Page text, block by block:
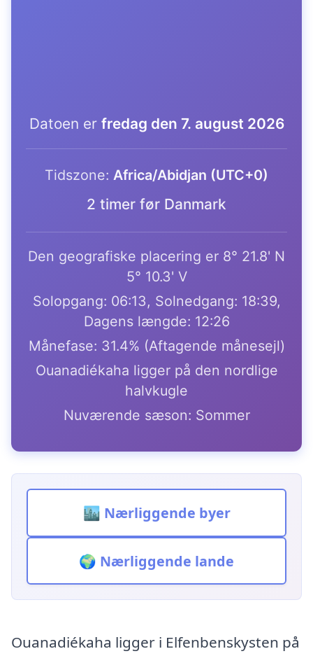
Datoen er fredag den 7. august 2026
Tidszone: Africa/Abidjan (UTC+0)
2 timer før Danmark
Den geografiske placering er 8° 21.8' N
5° 10.3' V
Solopgang: 06:13, Solnedgang: 18:39,
Dagens længde: 12:26
Månefase: 31.4% (Aftagende månesejl)
Ouanadiékaha ligger på den nordlige
halvkugle
Nuværende sæson: Sommer
🏙️ Nærliggende byer
🌍 Nærliggende lande
Ouanadiékaha ligger i Elfenbenskysten på